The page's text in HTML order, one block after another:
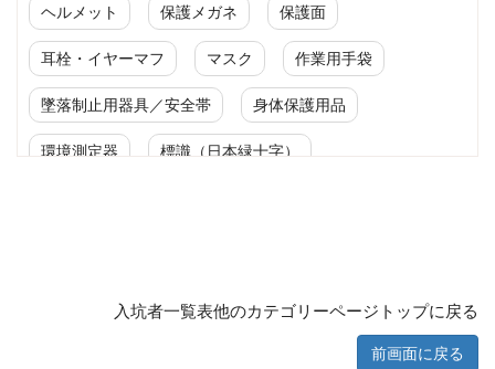
ヘルメット 保護メガネ 保護面
耳栓・イヤーマフ マスク 作業用手袋
墜落制止用器具／安全帯 身体保護用品
環境測定器 標識（日本緑十字）
保安・保守用品
入坑者一覧表他のカテゴリーページトップに戻る
前画面に戻る